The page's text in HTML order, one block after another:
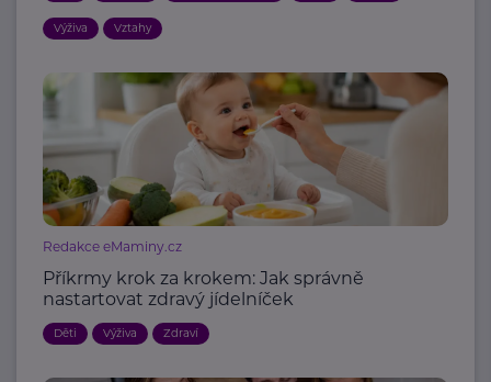
Výživa Vztahy
Redakce eMaminy.cz
Příkrmy krok za krokem: Jak správně
nastartovat zdravý jídelníček
Děti Výživa Zdraví